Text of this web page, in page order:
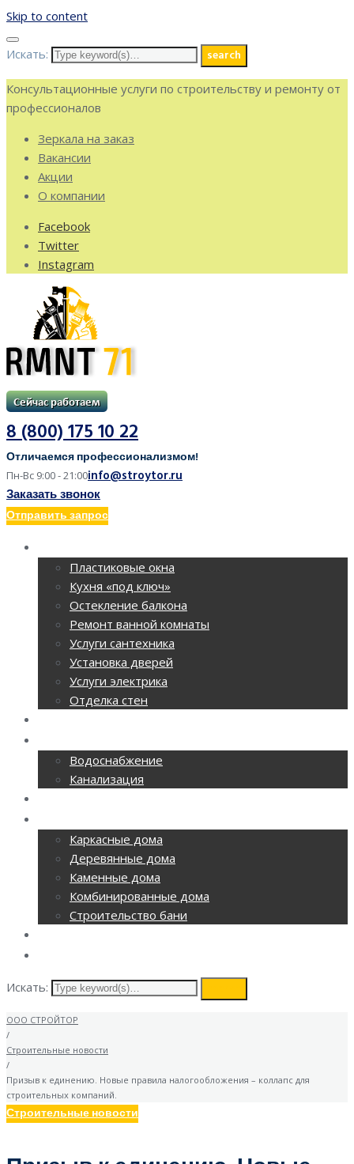
Skip to content
Искать: search
Консультационные услуги по строительству и ремонту от
профессионалов
Зеркала на заказ
Вакансии
Акции
О компании
Facebook
Twitter
Instagram
8 (800) 175 10 22
Отличаемся профессионализмом!
Пн-Вс 9:00 - 21:00info@stroytor.ru
Заказать звонок
Отправить запрос
Пластиковые окна
Кухня «под ключ»
Остекление балкона
Ремонт ванной комнаты
Услуги сантехника
Установка дверей
Услуги электрика
Отделка стен
Водоснабжение
Канализация
Каркасные дома
Деревянные дома
Каменные дома
Комбинированные дома
Строительство бани
Искать:
ООО СТРОЙТОР
/
Строительные новости
/
Призыв к единению. Новые правила налогообложения – коллапс для
строительных компаний.
Строительные новости